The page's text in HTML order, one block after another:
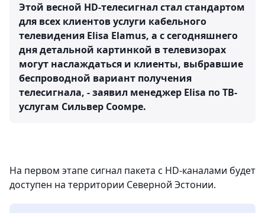
Этой весной HD-телесигнал стал стандартом
для всех клиентов услуги кабельного
телевидения Elisa Elamus, а с сегодняшнего
дня детальной картинкой в телевизорах
могут наслаждаться и клиенты, выбравшие
беспроводной вариант получения
телесигнала, - заявил менеджер Elisa по ТВ-
услугам Сильвер Соомре.
На первом этапе сигнал пакета с HD-каналами будет
доступен на территории Северной Эстонии.